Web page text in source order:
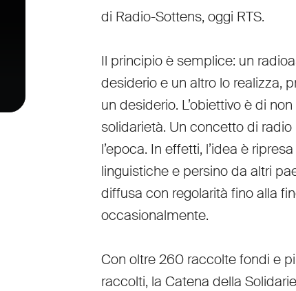
di Radio-Sottens, oggi RTS.
Il principio è semplice: un
desiderio e un altro lo realizza,
un desiderio. L’obiettivo è di
solidarietà. Un concetto di
l’epoca. In effetti, l’idea è
linguistiche e persino da altri
diffusa con regolarità fino alla
occasionalmente.
Con oltre 260 raccolte fondi e
raccolti, la Catena della